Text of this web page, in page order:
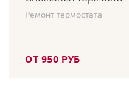
Ремонт термостата
ОТ 950 РУБ